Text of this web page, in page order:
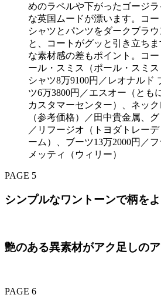
めのラペルや下がったゴージ
な英国ムードが漂います。コー
シャツとパンツをダークブラ
と、コートがグッと引き立ち
な素材感の差もポイント。コー
ール・スミス（ポール・スミス
シャツ8万9100円／レオナルド
ツ6万3800円／エスオー（とも
カスタマーセンター）、ネック
（参考価格）／田中貴金属、
／リフージオ（トヨダトレー
ーム）、ブーツ13万2000円／
メッティ（ウィリー）
PAGE 5
シンプルなワントーンで柄を
艶のある異素材がアク足しの
PAGE 6